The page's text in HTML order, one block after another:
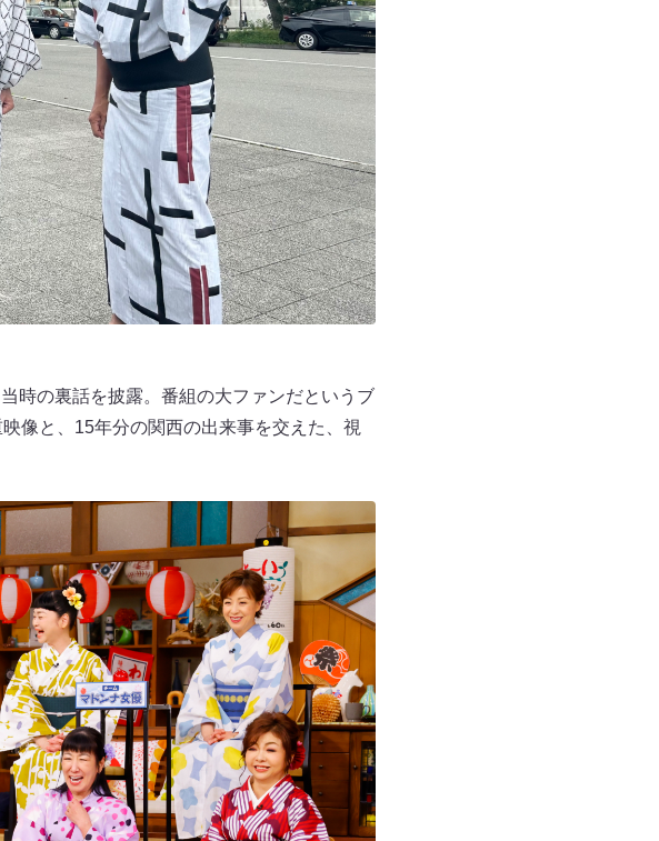
時の裏話を披露。番組の大ファンだというブ
像と、15年分の関西の出来事を交えた、視